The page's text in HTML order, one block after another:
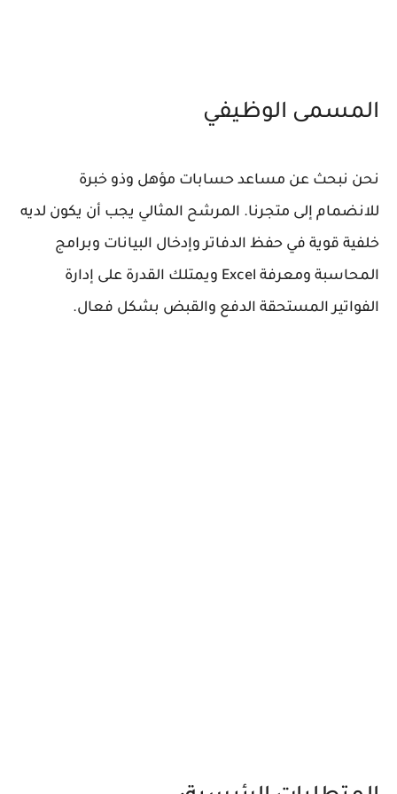
المسمى الوظيفي
نحن نبحث عن مساعد حسابات مؤهل وذو خبرة
للانضمام إلى متجرنا. المرشح المثالي يجب أن يكون لديه
خلفية قوية في حفظ الدفاتر وإدخال البيانات وبرامج
المحاسبة ومعرفة Excel ويمتلك القدرة على إدارة
الفواتير المستحقة الدفع والقبض بشكل فعال.